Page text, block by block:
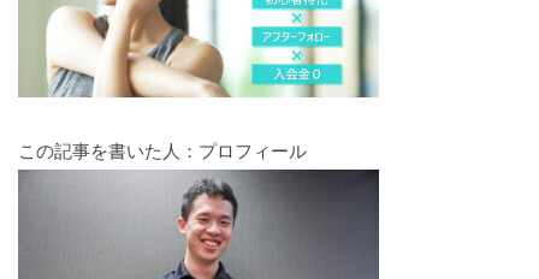
この記事を書いた人：プロフィール